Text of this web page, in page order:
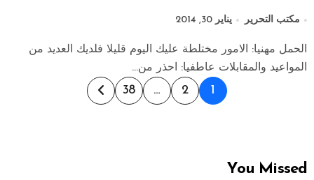
مكتب التحرير يناير 30, 2014
المواعيد والمقابلات عاطفيا: احذر من...
Posts
1
2
…
38
You Missed